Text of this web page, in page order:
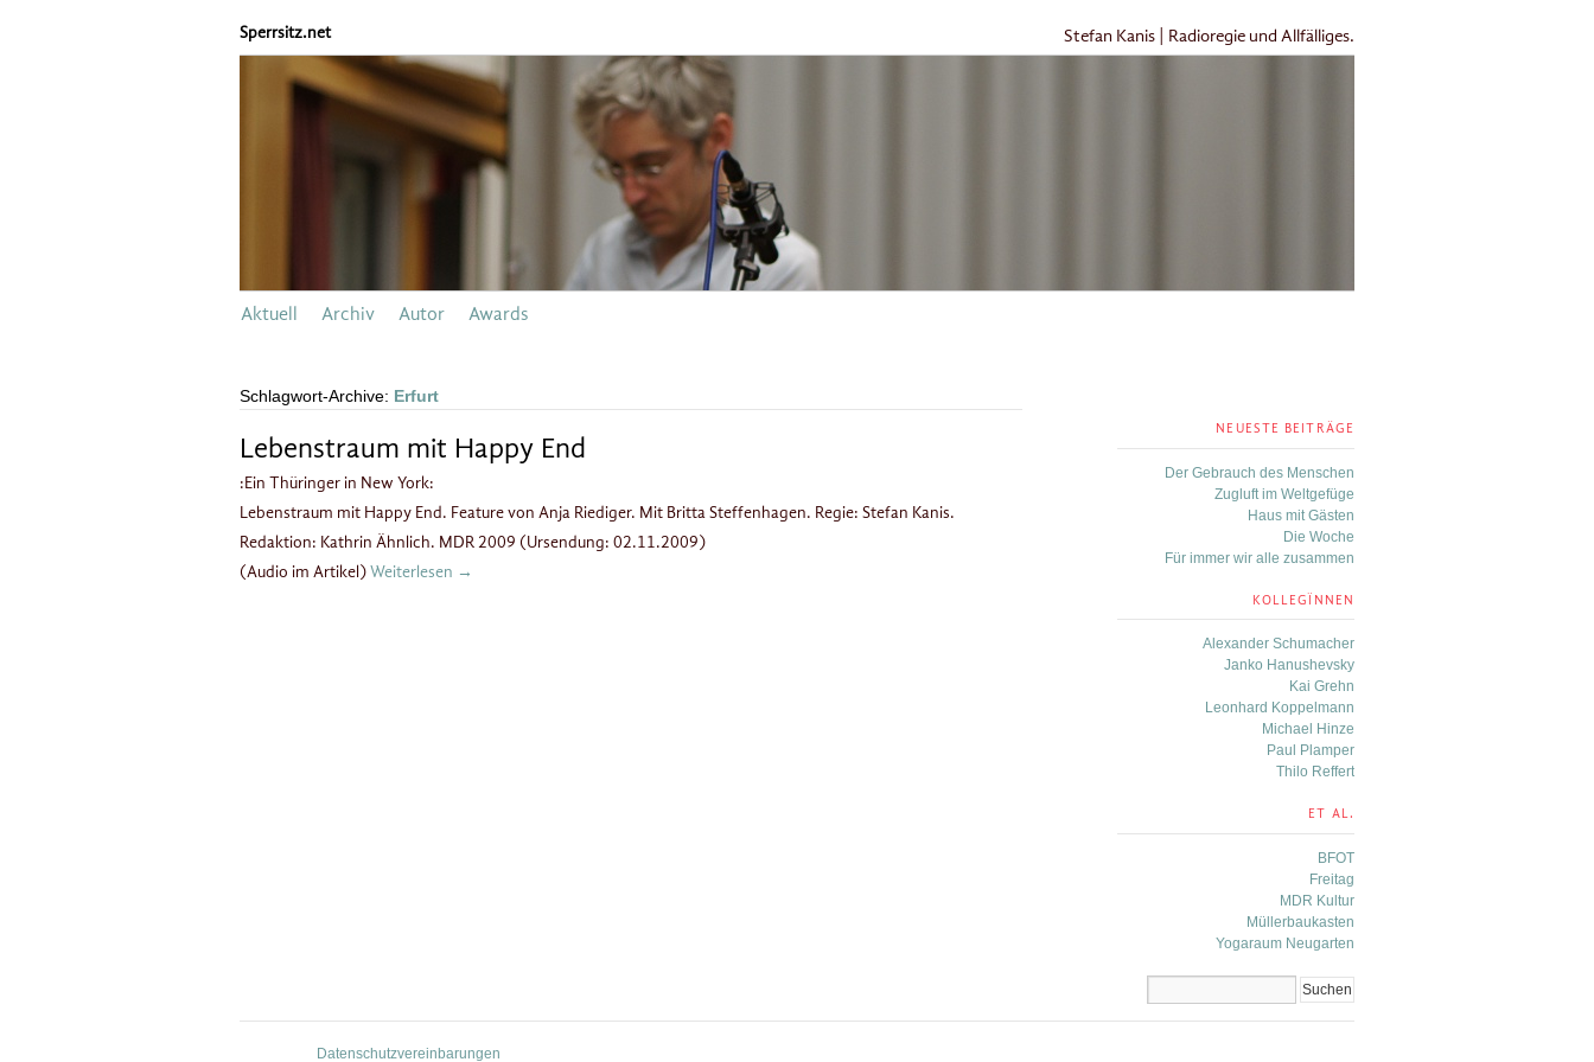
Sperrsitz.net Stefan Kanis | Radioregie und Allfälliges.
Aktuell Archiv Autor Awards
Schlagwort-Archive: Erfurt
Lebenstraum mit Happy End
:Ein Thüringer in New York:
Lebenstraum mit Happy End. Feature von Anja Riediger. Mit Britta Steffenhagen. Regie: Stefan Kanis.
Redaktion: Kathrin Ähnlich. MDR 2009 (Ursendung: 02.11.2009)
(Audio im Artikel)Weiterlesen →
NEUESTE BEITRÄGE
Der Gebrauch des Menschen
Zugluft im Weltgefüge
Haus mit Gästen
Die Woche
Für immer wir alle zusammen
KOLLEGÏNNEN
Alexander Schumacher
Janko Hanushevsky
Kai Grehn
Leonhard Koppelmann
Michael Hinze
Paul Plamper
Thilo Reffert
ET AL.
BFOT
Freitag
MDR Kultur
Müllerbaukasten
Yogaraum Neugarten
Datenschutzvereinbarungen